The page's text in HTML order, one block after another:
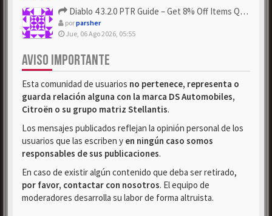
Diablo 4 3.2.0 PTR Guide – Get 8% Off Items Quickly to Test ...
porparsher
Jue, 06 Ago 2026, 05:55
AVISO IMPORTANTE
Esta comunidad de usuarios no pertenece, representa o
guarda relación alguna con la marca DS Automobiles,
Citroën o su grupo matriz Stellantis.
Los mensajes publicados reflejan la opinión personal de los
usuarios que las escriben y en ningún caso somos
responsables de sus publicaciones.
En caso de existir algún contenido que deba ser retirado,
por favor, contactar con nosotros. El equipo de
moderadores desarrolla su labor de forma altruista.